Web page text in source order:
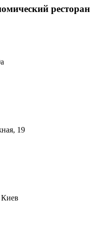
ресторан
19
Киев